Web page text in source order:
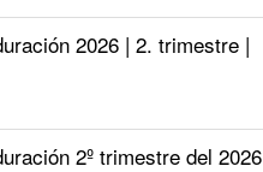
2026 | 2. trimestre |
2º trimestre del 2026